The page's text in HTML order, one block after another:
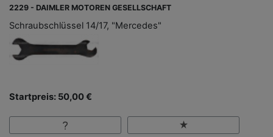
2229 - DAIMLER MOTOREN GESELLSCHAFT
Schraubschlüssel 14/17, "Mercedes"
Startpreis: 50,00 €